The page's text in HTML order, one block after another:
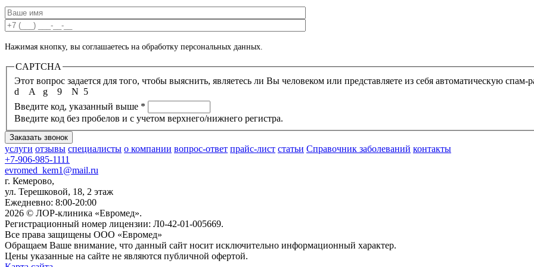
Ваше имя
Ваш номер телефона
Нажимая кнопку, вы соглашаетесь на обработку персональных данных.
CAPTCHA
Этот вопрос задается для того, чтобы выяснить, являетесь ли Вы человеком или представляете из себя
N
9
g
A
d
5
Введите код, указанный выше *
Введите код без пробелов и с учетом верхнего/нижнего регистра.
услуги отзывы специалисты о компании вопрос-ответ прайс-лист статьи Справочник заболеваний контакты
+7-906-985-1111
evromed_kem1@mail.ru
г. Кемерово,
ул. Терешковой, 18, 2 этаж
Ежедневно: 8:00-20:00
2026 © ЛОР-клиника «Евромед».
Регистрационный номер лицензии: Л0-42-01-005669.
Все права защищены ООО «Евромед»
Обращаем Ваше внимание, что данный сайт носит исключительно информационный характер.
Цены указанные на сайте не являются публичной офертой.